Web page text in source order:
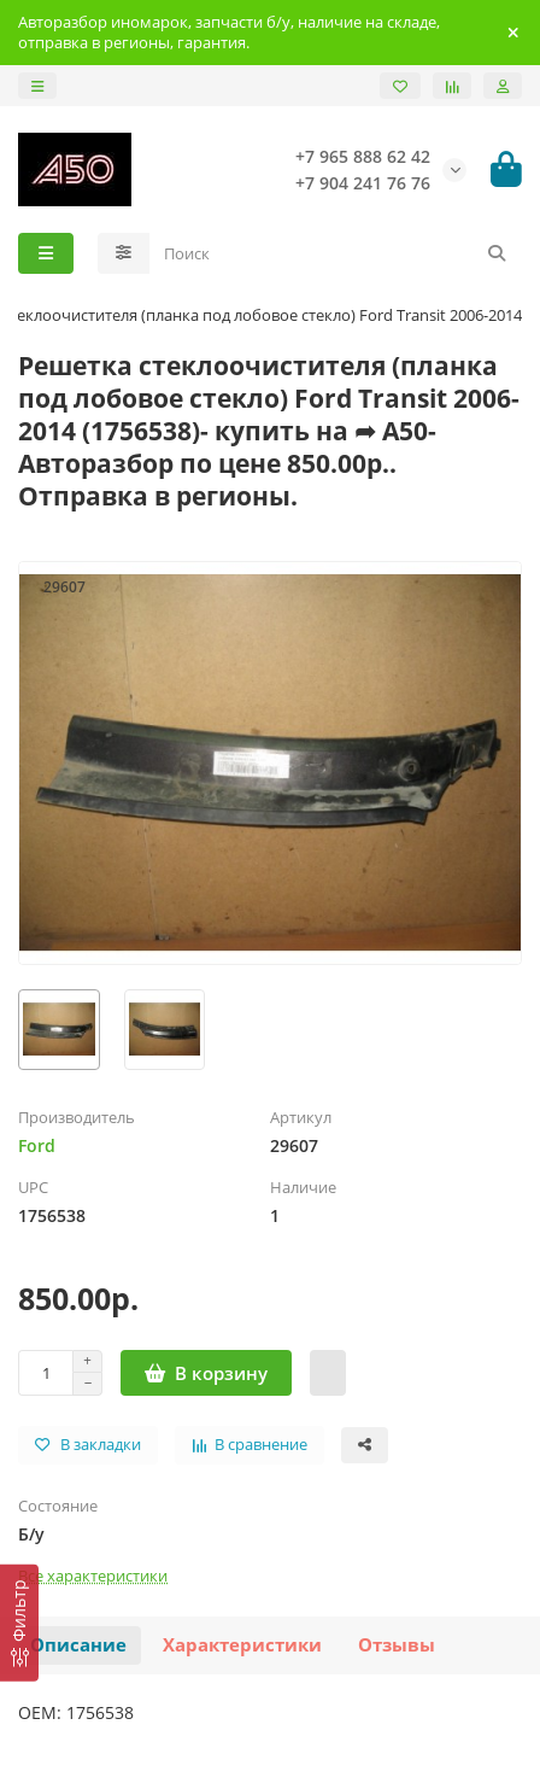
Авторазбор иномарок, запчасти б/у, наличие на складе,
отправка в регионы, гарантия.
+7 965 888 62 42
+7 904 241 76 76
(планка под лобовое стекло) Ford Transit 2006-2014
Решетка стеклоочистителя (планка
под лобовое стекло) Ford Transit 2006-
2014 (1756538)- купить на ➦ А50-
Авторазбор по цене 850.00р..
Отправка в регионы.
Фильтр
29607
Производитель
Ford
Артикул
29607
UPC
1756538
Наличие
1
850.00р.
В корзину
В закладки В сравнение
Состояние
Б/у
Все характеристики
Описание Характеристики Отзывы
OEM: 1756538